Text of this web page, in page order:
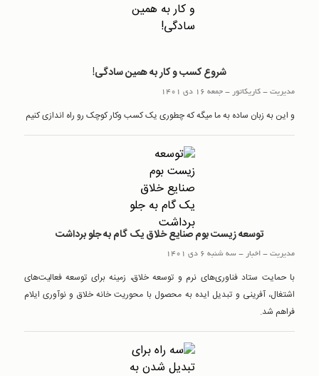
شروع کسب و کار به همین سادگی!
مدیریت-کاریکاتور -جمعه 16 دی 1401
و این به زبان ساده به ما میگه که چطوری یک کسب وکار کوچک رو راه اندازی کنیم
توسعه زیست بوم صنایع خلاق یک گام به جلو برداشت
مدیریت-اخبار - سه شنبه 6 دی 1401
با حمایت ستاد فناوری‌های نرم و توسعه خلاق، زمینه برای توسعه فعالیت‌های
اشتغال، آفرینی و تبدیل ایده به محصول با محوریت خانه خلاق و نوآوری ایلام
فراهم شد.